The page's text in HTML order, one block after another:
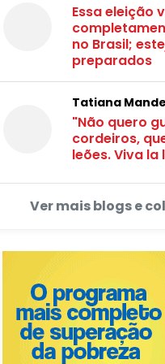
Essa eleição
no Brasil;
preparados
Tatiana
"Não quero
cordeiros,
leões. Viva
Ver mais blogs e